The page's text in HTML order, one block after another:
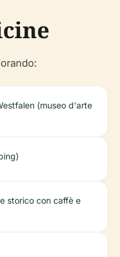
(museo d'arte
storico con caffè e